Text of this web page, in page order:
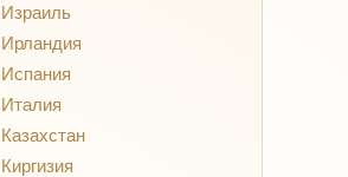
Израиль
Ирландия
Испания
Италия
Казахстан
Киргизия